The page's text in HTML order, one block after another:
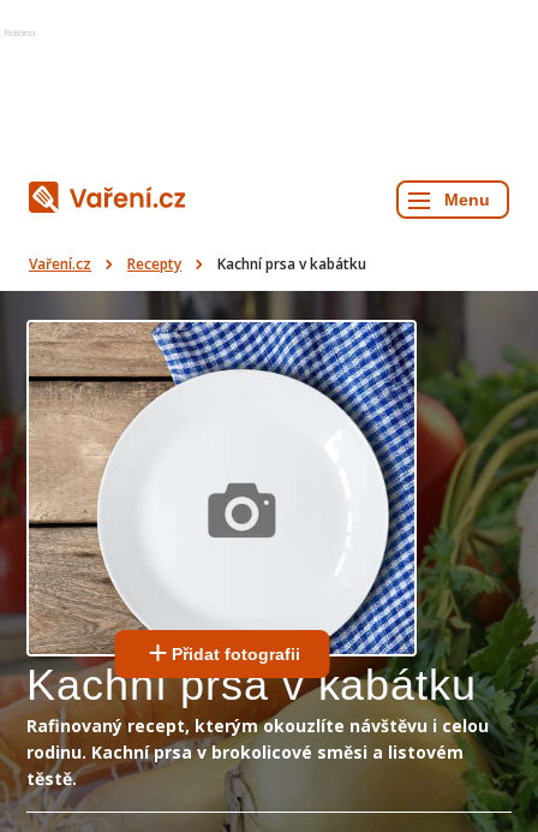
Reklama
Vaření.cz Recepty Kachní prsa v kabátku
Přidat fotografii
Kachní prsa v kabátku
Rafinovaný recept, kterým okouzlíte návštěvu i celou
rodinu. Kachní prsa v brokolicové směsi a listovém
těstě.